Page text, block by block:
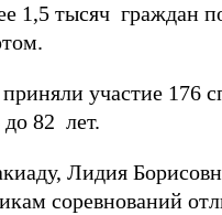
1,5 тысяч граждан
участие 176
до 82 лет.
Лидия
соревнований